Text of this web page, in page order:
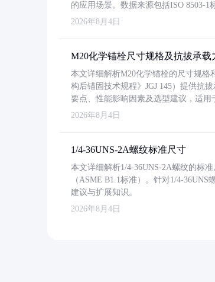
的应用场景。数据来源包括ISO 8503-1
2026年8月4日
M20化学锚栓尺寸规格及抗拔承载
本文详细解析M20化学锚栓的尺寸规
构后锚固技术规程》JGJ 145）提供抗
要点、性能影响因素及选型建议，适用
2026年8月4日
1/4-36UNS-2A螺纹标准尺寸
本文详细解析1/4-36UNS-2A螺纹的标
（ASME B1.1标准）。针对1/4-
建议与扩展知识。
2026年8月4日